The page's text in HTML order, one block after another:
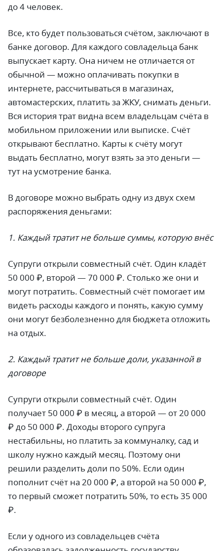
до 4 человек.
Все, кто будет пользоваться счётом, заключают в
банке договор. Для каждого совладельца банк
выпускает карту. Она ничем не отличается от
обычной — можно оплачивать покупки в
интернете, рассчитываться в магазинах,
автомастерских, платить за ЖКУ, снимать деньги.
Вся история трат видна всем владельцам счёта в
мобильном приложении или выписке. Счёт
открывают бесплатно. Карты к счёту могут
выдать бесплатно, могут взять за это деньги —
тут на усмотрение банка.
В договоре можно выбрать одну из двух схем
распоряжения деньгами:
1. Каждый тратит не больше суммы, которую внёс
Супруги открыли совместный счёт. Один кладёт
50 000 ₽, второй — 70 000 ₽. Столько же они и
могут потратить. Совместный счёт помогает им
видеть расходы каждого и понять, какую сумму
они могут безболезненно для бюджета отложить
на отдых.
2. Каждый тратит не больше доли, указанной в
договоре
Супруги открыли совместный счёт. Один
получает 50 000 ₽ в месяц, а второй — от 20 000
₽ до 50 000 ₽. Доходы второго супруга
нестабильны, но платить за коммуналку, сад и
школу нужно каждый месяц. Поэтому они
решили разделить доли по 50%. Если один
пополнит счёт на 20 000 ₽, а второй на 50 000 ₽,
то первый сможет потратить 50%, то есть 35 000
₽.
Если у одного из совладельцев счёта